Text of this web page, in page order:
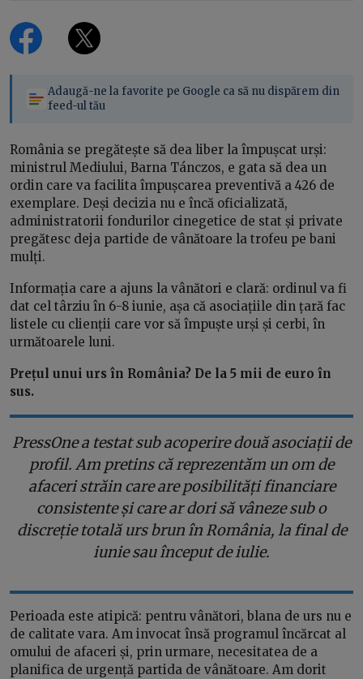
Adaugă-ne la favorite pe Google ca să nu dispărem din
feed-ul tău
România se pregătește să dea liber la împușcat urși:
ministrul Mediului, Barna Tánczos, e gata să dea un
ordin care va facilita împușcarea preventivă a 426 de
exemplare. Deși decizia nu e încă oficializată,
administratorii fondurilor cinegetice de stat și private
pregătesc deja partide de vânătoare la trofeu pe bani
mulți.
Informația care a ajuns la vânători e clară: ordinul va fi
dat cel târziu în 6-8 iunie, așa că asociațiile din țară fac
listele cu clienții care vor să împuște urși și cerbi, în
următoarele luni.
Prețul unui urs în România? De la 5 mii de euro în
sus.
PressOne a testat sub acoperire două asociații de
profil. Am pretins că reprezentăm un om de
afaceri străin care are posibilități financiare
consistente și care ar dori să vâneze sub o
discreție totală urs brun în România, la final de
iunie sau început de iulie.
Perioada este atipică: pentru vânători, blana de urs nu e
de calitate vara. Am invocat însă programul încărcat al
omului de afaceri și, prin urmare, necesitatea de a
planifica de urgență partida de vânătoare. Am dorit